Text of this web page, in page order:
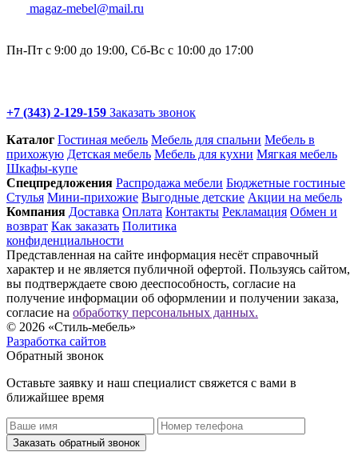
magaz-mebel@mail.ru
Пн-Пт с 9:00 до 19:00, Сб-Вс с 10:00 до 17:00
+7 (343) 2-129-159 Заказать звонок
Каталог Гостиная мебель Мебель для спальни Мебель в
прихожую Детская мебель Мебель для кухни Мягкая мебель
Шкафы-купе
Спец­предложения Распродажа мебели Бюджетные гостиные
Стулья Мини-прихожие Выгодные детские Акции на мебель
Компания Доставка Оплата Контакты Рекламация Обмен и
возврат Как заказать Политика
конфиденциальности
Представленная на сайте информация несёт справочный
характер и не является публичной офертой. Пользуясь сайтом,
вы подтверждаете свою дееспособность, согласие на
получение информации об оформлении и получении заказа,
согласие на обработку персональных данных.
© 2026 «Стиль-мебель»
Разработка сайтов
Обратный звонок
Оставьте заявку и наш специалист свяжется с вами в
ближайшее время
Заказать обратный звонок